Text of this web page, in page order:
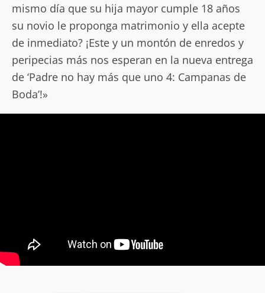
mismo día que su hija mayor cumple 18 años
su novio le proponga matrimonio y ella acepte
de inmediato? ¡Este y un montón de enredos y
peripecias más nos esperan en la nueva entrega
de ‘Padre no hay más que uno 4: Campanas de
Boda’!»